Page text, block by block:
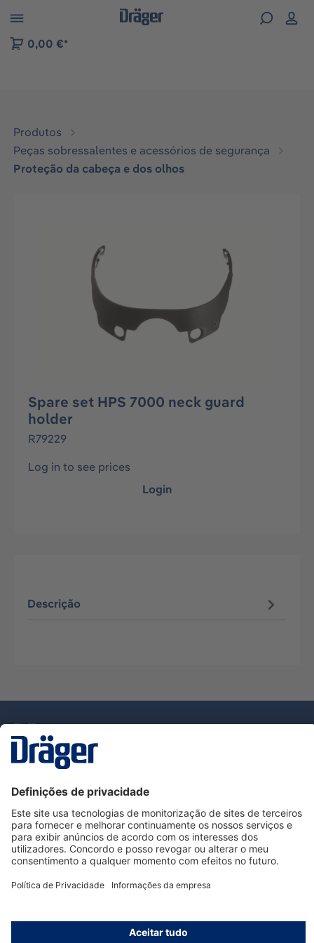
to B2B platform navigation
0,00 €*
Produtos
Peças sobressalentes e acessórios de segurança
Proteção da cabeça e dos olhos
Spare set HPS 7000 neck guard
holder
R79229
Log in to see prices
Login
Descrição
Serviço de Apoio ao Cliente Dräger
Utilização da loja
Informações
© Dräger Portugal, Lda, 2024